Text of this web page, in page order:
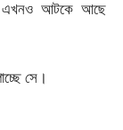
এখনও আটকে আছে
সে।